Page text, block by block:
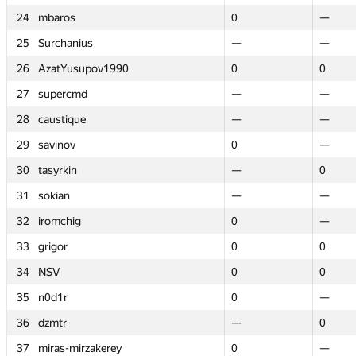
24
mbaros 0
—
25
Surchanius —
—
26
AzatYusupov1990 0
0
27
supercmd —
—
28
caustique —
—
29
savinov 0
—
30
tasyrkin —
0
31
sokian —
—
32
iromchig 0
—
33
grigor 0
0
34
NSV 0
0
35
n0d1r 0
—
36
dzmtr —
0
37
miras-mirzakerey 0
—
24
mbaros 0
—
25
Surchanius —
—
26
AzatYusupov1990 0
0
27
supercmd —
—
28
caustique —
—
29
savinov 0
—
30
tasyrkin —
0
31
sokian —
—
32
iromchig 0
—
33
grigor 0
0
34
NSV 0
0
35
n0d1r 0
—
36
dzmtr —
0
37
miras-mirzakerey 0
—